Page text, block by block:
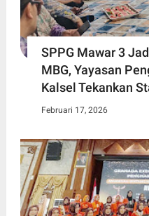
SPPG Mawar 3
MBG, Yayasan
Kalsel Tekankan
Februari 17, 2026